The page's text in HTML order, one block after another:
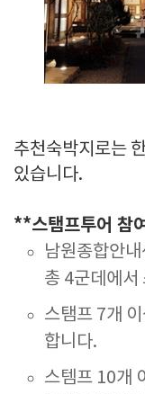
추천숙박지로는
있습니다.
**스탬프투어 참
남원종합안
총 4군데에서
스탬프 7개
합니다.
스템프 10개